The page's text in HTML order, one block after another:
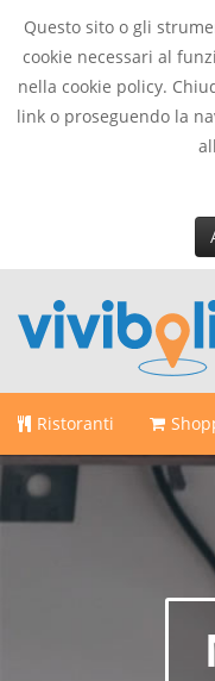
Questo sito o gli
cookie necessari al
nella cookie policy.
link o proseguendo la
Ristoranti